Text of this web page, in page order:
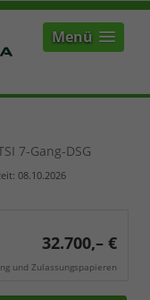
Menü
7-Gang-DSG
08.10.2026
32.700,– €
und Zulassungspapieren